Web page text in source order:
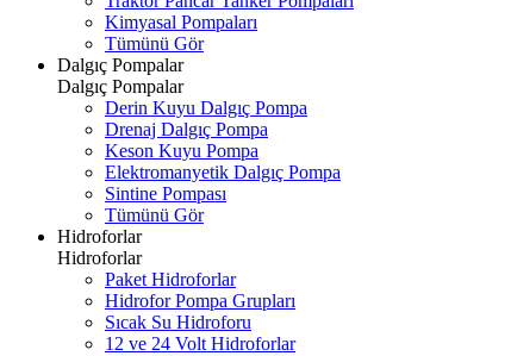
Kimyasal Pompaları
Tümünü Gör
Dalgıç Pompalar
Dalgıç Pompalar
Derin Kuyu Dalgıç Pompa
Drenaj Dalgıç Pompa
Keson Kuyu Pompa
Elektromanyetik Dalgıç Pompa
Sintine Pompası
Tümünü Gör
Hidroforlar
Hidroforlar
Paket Hidroforlar
Hidrofor Pompa Grupları
Sıcak Su Hidroforu
12 ve 24 Volt Hidroforlar